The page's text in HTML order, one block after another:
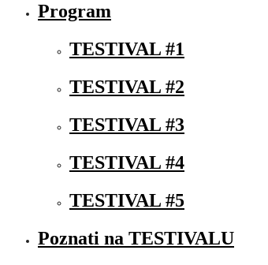
Program
TESTIVAL #1
TESTIVAL #2
TESTIVAL #3
TESTIVAL #4
TESTIVAL #5
Poznati na TESTIVALU